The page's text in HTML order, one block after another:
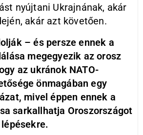
nyújtani Ukrajnának, akár
akár azt követően.
– és persze ennek a
megegyezik az orosz
az ukránok NATO-
önmagában egy
mivel éppen ennek a
sarkallhatja Oroszországot